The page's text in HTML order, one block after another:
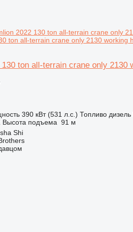
ton all-terrain crane only 2130 working
ton all-terrain crane only 2130
390 кВт (531 л.с.) Топливо дизель
Высота подъема 91 м
Shi